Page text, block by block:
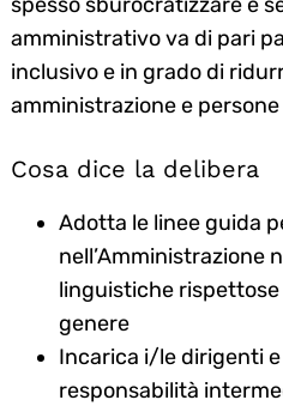
amministrativo va di pari
inclusivo e in grado di
amministrazione e
Cosa dice la delibera
Adotta le linee guida
nell’Amministrazione
linguistiche
genere
Incarica i/le dirigenti
responsabilità